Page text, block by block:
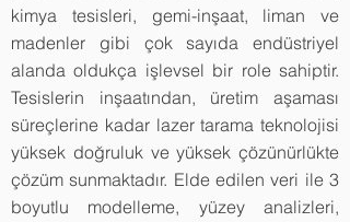
kimya tesisleri, gemi-inşaat, liman ve
madenler gibi çok sayıda endüstriyel
alanda oldukça işlevsel bir role sahiptir.
Tesislerin inşaatından, üretim aşaması
süreçlerine kadar lazer tarama teknolojisi
yüksek doğruluk ve yüksek çözünürlükte
çözüm sunmaktadır. Elde edilen veri ile 3
boyutlu modelleme, yüzey analizleri,